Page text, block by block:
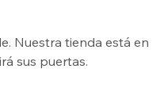
Nuestra tienda está en
sus puertas.